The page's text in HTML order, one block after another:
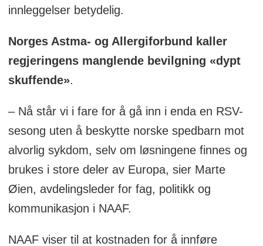
innleggelser betydelig.
Norges Astma- og Allergiforbund kaller
regjeringens manglende bevilgning «dypt
skuffende».
– Nå står vi i fare for å gå inn i enda en RSV-
sesong uten å beskytte norske spedbarn mot
alvorlig sykdom, selv om løsningene finnes og
brukes i store deler av Europa, sier Marte
Øien, avdelingsleder for fag, politikk og
kommunikasjon i NAAF.
NAAF viser til at kostnaden for å innføre